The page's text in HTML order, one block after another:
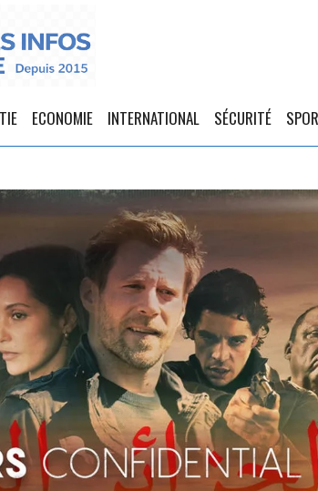
ECONOMIE INTERNATIONAL SÉCURITÉ